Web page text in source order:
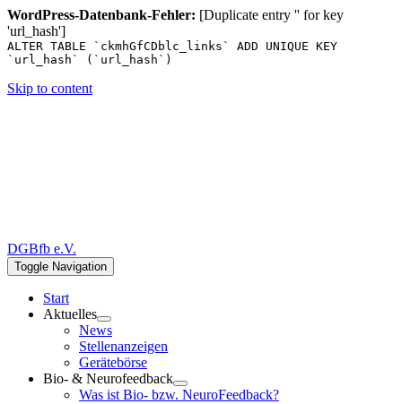
WordPress-Datenbank-Fehler: [Duplicate entry '' for key
'url_hash']
ALTER TABLE `ckmhGfCDblc_links` ADD UNIQUE KEY
`url_hash` (`url_hash`)
Skip to content
DGBfb e.V.
Toggle Navigation
Start
Aktuelles
News
Stellenanzeigen
Gerätebörse
Bio- & Neurofeedback
Was ist Bio- bzw. NeuroFeedback?